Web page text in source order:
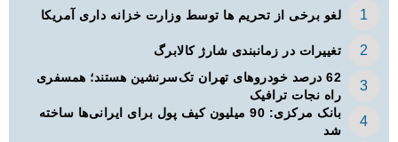
لغو برخی از تحریم ها توسط وزارت خزانه داری آمریکا
تغییرات در زمانبندی‌ شارژ کالابرگ
62 درصد خودروهای تهران تک‌سرنشین‌ هستند؛ همسفری
راه نجات ترافیک
بانک مرکزی: 90 میلیون کیف پول برای ایرانی‌ها ساخته
شد